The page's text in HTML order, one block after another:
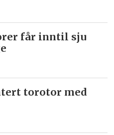
får inntil sju
torotor med